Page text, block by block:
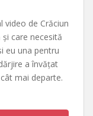
video de Crăciun
care necesită
eu una pentru
a învățat
mai departe.